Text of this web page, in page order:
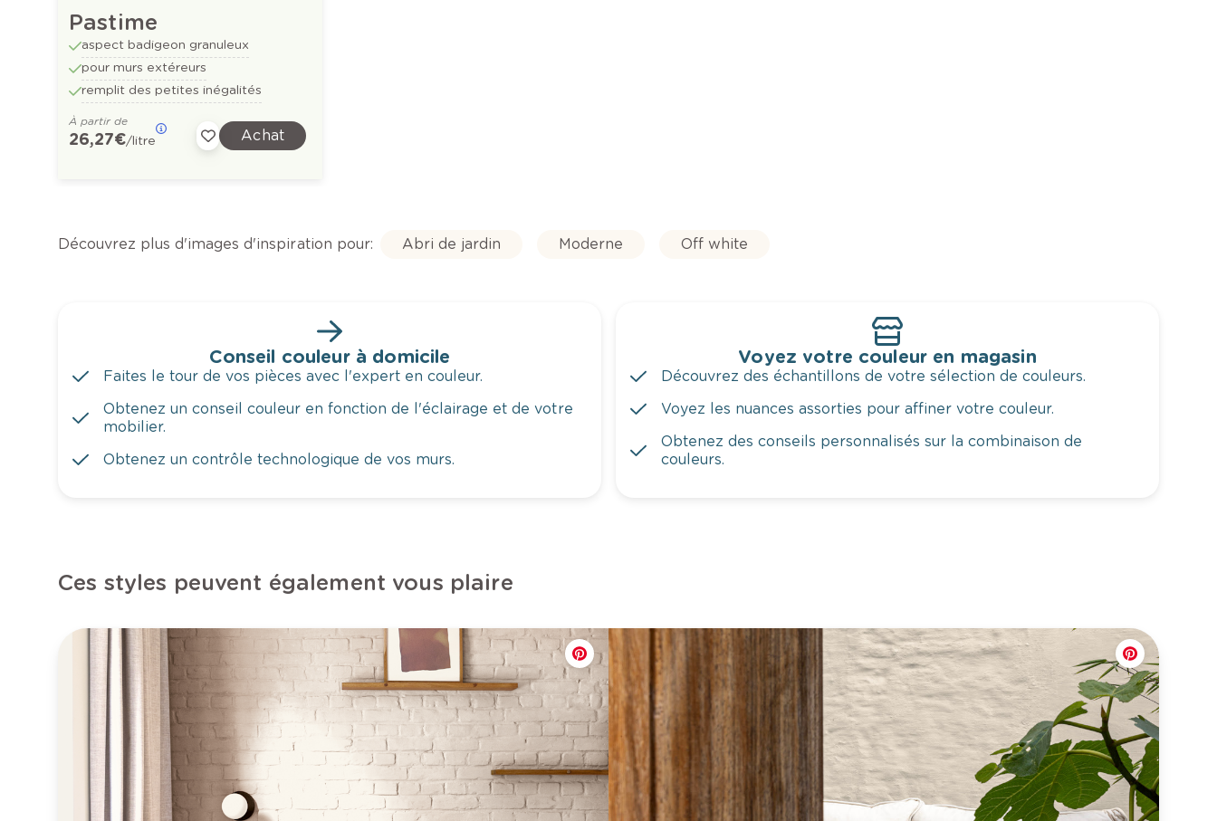
Pastime
aspect badigeon granuleux
pour murs extéreurs
remplit des petites inégalités
À partir de
26,27 €/litre Achat
Découvrez plus d'images d'inspiration pour: Abri de jardin Moderne Off white
Conseil couleur à domicile
Faites le tour de vos pièces avec l'expert en couleur.
Obtenez un conseil couleur en fonction de l'éclairage et de votre
mobilier.
Obtenez un contrôle technologique de vos murs.
Voyez votre couleur en magasin
Découvrez des échantillons de votre sélection de couleurs.
Voyez les nuances assorties pour affiner votre couleur.
Obtenez des conseils personnalisés sur la combinaison de
couleurs.
Ces styles peuvent également vous plaire